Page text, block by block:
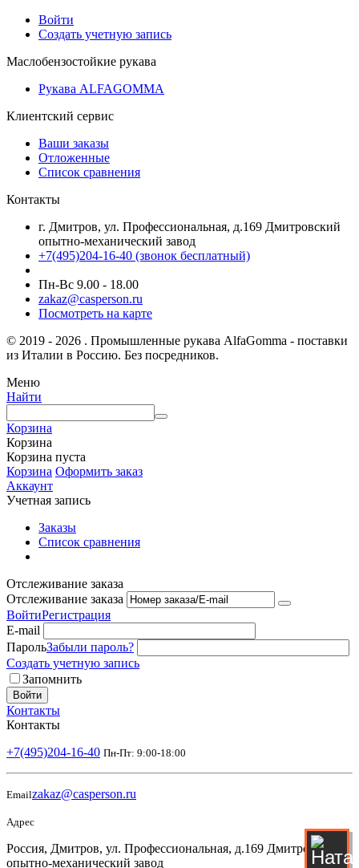
Войти
Создать учетную запись
Маслобензостойкие рукава
Рукава ALFAGOMMA
Клиентский сервис
Ваши заказы
Отложенные
Список сравнения
Контакты
г. Дмитров, ул. Профессиональная, д.169 Дмитровский
опытно-механический завод
+7(495)204-16-40 (звонок бесплатный)
Пн-Вс 9.00 - 18.00
zakaz@casperson.ru
Посмотреть на карте
© 2019 - 2026 . Промышленные рукава AlfaGomma - поставки
из Италии в Россию. Без посредников.
Меню
Найти
Корзина
Корзина
Корзина пуста
Корзина Оформить заказ
Аккаунт
Учетная запись
Заказы
Список сравнения
Отслеживание заказа
Отслеживание заказа
ВойтиРегистрация
E-mail
ПарольЗабыли пароль?
Создать учетную запись
Запомнить
Войти
Контакты
Контакты
+7(495)204-16-40 Пн-Пт: 9:00-18:00
Emailzakaz@casperson.ru
Адрес
Россия, Дмитров, ул. Профессиональная, д.169 Дмитровский
опытно-механический завод